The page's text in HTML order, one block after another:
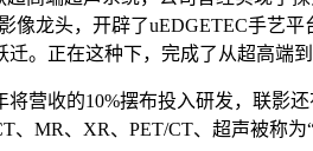
像龙头，开辟了uEDGETEC手艺
。正在这种下，完成了从超高端
收的10%摆布投入研发，联影还
MR、XR、PET/CT、超声被称为